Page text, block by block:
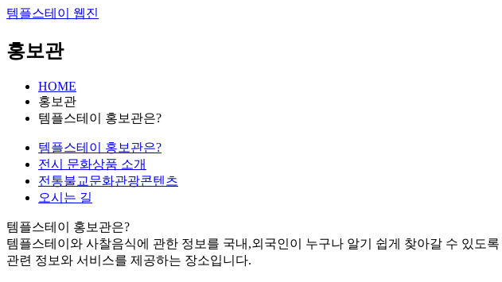
템플스테이 웹진
홍보관
HOME
홍보관
템플스테이 홍보관은?
템플스테이 홍보관은?
전시 문화상품 소개
전통불교문화관광콘텐츠
오시는 길
템플스테이 홍보관은?
템플스테이와 사찰음식에 관한 정보를 국내,외국인이 누구나 알기 쉽게 찾아갈 수 있도록
관련 정보와 서비스를 제공하는 장소입니다.